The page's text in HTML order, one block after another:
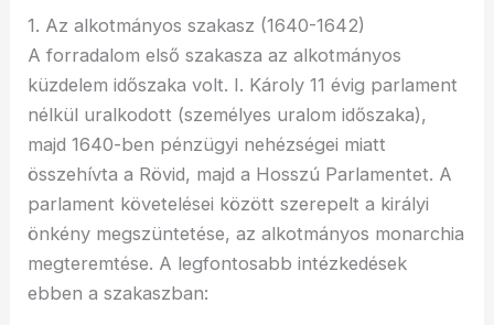
1. Az alkotmányos szakasz (1640-1642)
A forradalom első szakasza az alkotmányos
küzdelem időszaka volt. I. Károly 11 évig parlament
nélkül uralkodott (személyes uralom időszaka),
majd 1640-ben pénzügyi nehézségei miatt
összehívta a Rövid, majd a Hosszú Parlamentet. A
parlament követelései között szerepelt a királyi
önkény megszüntetése, az alkotmányos monarchia
megteremtése. A legfontosabb intézkedések
ebben a szakaszban: